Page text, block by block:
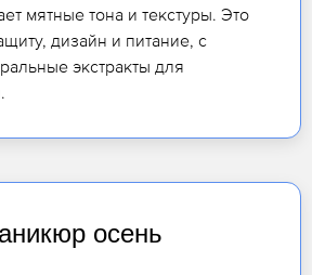
мятные тона и текстуры. Это
дизайн и питание, с
экстракты для
осень